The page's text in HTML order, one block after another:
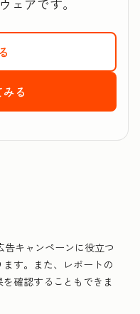
る
告キャンペーンに役立つ
す。また、レポートの
確認することもできま